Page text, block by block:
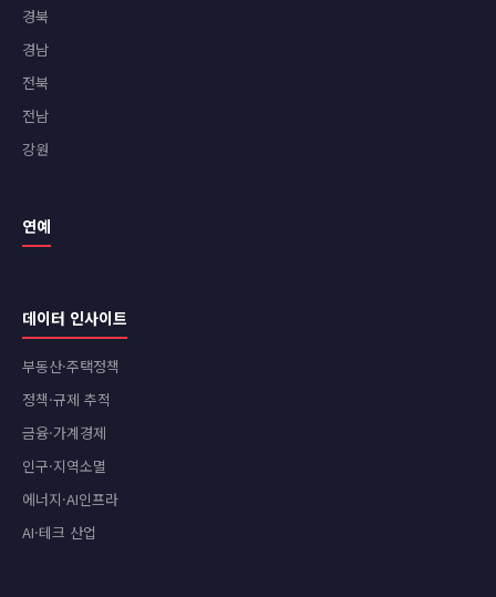
경북
경남
전북
전남
강원
연예
데이터 인사이트
부동산·주택정책
정책·규제 추적
금융·가계경제
인구·지역소멸
에너지·AI인프라
AI·테크 산업